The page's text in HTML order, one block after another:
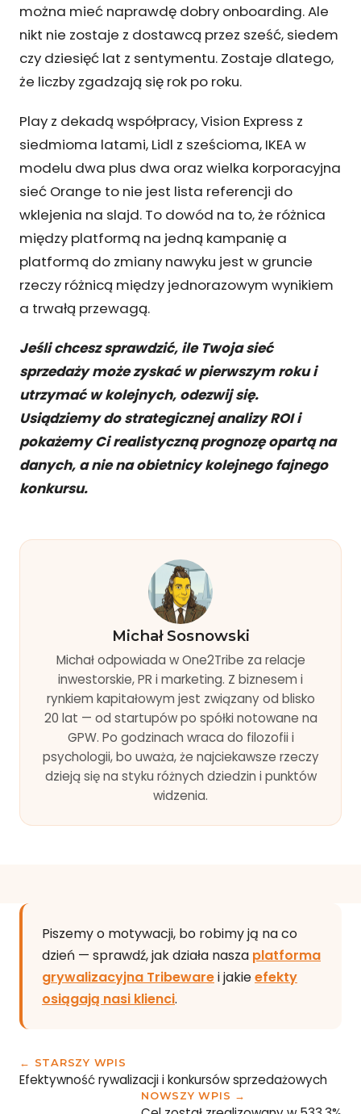
można mieć naprawdę dobry onboarding. Ale
nikt nie zostaje z dostawcą przez sześć, siedem
czy dziesięć lat z sentymentu. Zostaje dlatego,
że liczby zgadzają się rok po roku.
Play z dekadą współpracy, Vision Express z
siedmioma latami, Lidl z sześcioma, IKEA w
modelu dwa plus dwa oraz wielka korporacyjna
sieć Orange to nie jest lista referencji do
wklejenia na slajd. To dowód na to, że różnica
między platformą na jedną kampanię a
platformą do zmiany nawyku jest w gruncie
rzeczy różnicą między jednorazowym wynikiem
a trwałą przewagą.
Jeśli chcesz sprawdzić, ile Twoja sieć
sprzedaży może zyskać w pierwszym roku i
utrzymać w kolejnych, odezwij się.
Usiądziemy do strategicznej analizy ROI i
pokażemy Ci realistyczną prognozę opartą na
danych, a nie na obietnicy kolejnego fajnego
konkursu.
Michał Sosnowski
Michał odpowiada w One2Tribe za relacje
inwestorskie, PR i marketing. Z biznesem i
rynkiem kapitałowym jest związany od blisko
20 lat — od startupów po spółki notowane na
GPW. Po godzinach wraca do filozofii i
psychologii, bo uważa, że najciekawsze rzeczy
dzieją się na styku różnych dziedzin i punktów
widzenia.
Piszemy o motywacji, bo robimy ją na co
dzień — sprawdź, jak działa nasza platforma
grywalizacyjna Tribewarei jakieefekty
osiągają nasi klienci.
← STARSZY WPIS
Efektywność rywalizacji i konkursów sprzedażowych
NOWSZY WPIS →